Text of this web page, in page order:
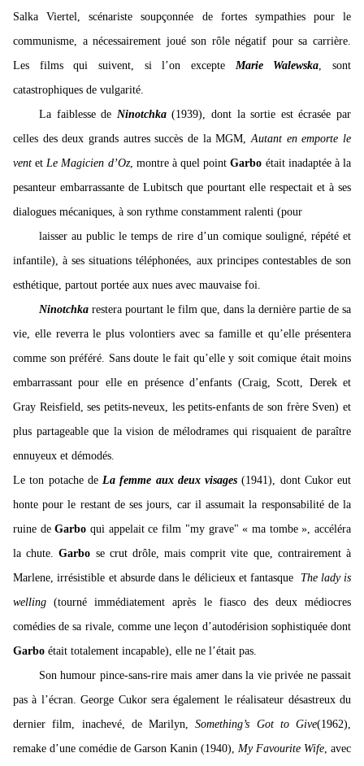
Salka Viertel, scénariste soupçonnée de fortes sympathies pour le
communisme, a nécessairement joué son rôle négatif pour sa carrière.
Les films qui suivent, si l’on excepte Marie Walewska, sont
catastrophiques de vulgarité.
La faiblesse de Ninotchka(1939), dont la sortie est écrasée par
celles des deux grands autres succès de la MGM,Autant en emporte le
vent etLe Magicien d’Oz, montre à quel pointGarbo était inadaptée à la
pesanteur embarrassante de Lubitsch que pourtant elle respectait et à ses
dialogues mécaniques, à son rythme constamment ralenti (pour
laisser au public le temps de rire d’un comique souligné, répété et
infantile), à ses situations téléphonées, aux principes contestables de son
esthétique, partout portée aux nues avec mauvaise foi.
Ninotchka restera pourtant le film que, dans la dernière partie de sa
vie, elle reverra le plus volontiers avec sa famille et qu’elle présentera
comme son préféré. Sans doute le fait qu’elle y soit comique était moins
embarrassant pour elle en présence d’enfants (Craig, Scott, Derek et
Gray Reisfield, ses petits-neveux, les petits-enfants de son frère Sven) et
plus partageable que la vision de mélodrames qui risquaient de paraître
ennuyeux et démodés.
Le ton potache de La femme aux deux visages (1941), dont Cukor eut
honte pour le restant de ses jours, car il assumait la responsabilité de la
ruine deGarbo qui appelait ce film "my grave" « ma tombe », accéléra
la chute.Garbo se crut drôle, mais comprit vite que, contrairement à
Marlene, irrésistible et absurde dans le délicieux et fantasque The lady is
welling(tourné immédiatement après le fiasco des deux médiocres
comédies de sa rivale, comme uneleçon d’autodérision sophistiquée dont
Garbo était totalement incapable), elle ne l’était pas.
Son humour pince-sans-rire mais amer dans la vie privée ne passait
pas à l’écran. George Cukor sera également le réalisateur désastreux du
dernier film, inachevé, de Marilyn,Something’s Got to Give(1962),
remake d’une comédie de Garson Kanin (1940), My Favourite Wife, avec